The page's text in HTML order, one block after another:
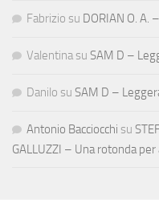
Fabrizio su DORIAN O. A.
Valentina su SAM D –
Danilo su SAM D –
Antonio Bacciocchi su
GALLUZZI – Una rotonda per